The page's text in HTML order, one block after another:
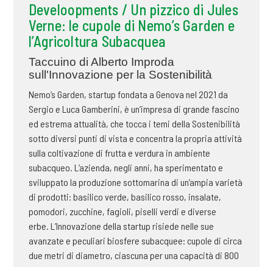
Develoopments / Un pizzico di Jules
Verne: le cupole di Nemo’s Garden e
l’Agricoltura Subacquea
Taccuino di Alberto Improda
sull'Innovazione per la Sostenibilità
Nemo’s Garden, startup fondata a Genova nel 2021 da
Sergio e Luca Gamberini, è un’impresa di grande fascino
ed estrema attualità, che tocca i temi della Sostenibilità
sotto diversi punti di vista e concentra la propria attività
sulla coltivazione di frutta e verdura in ambiente
subacqueo. L’azienda, negli anni, ha sperimentato e
sviluppato la produzione sottomarina di un’ampia varietà
di prodotti: basilico verde, basilico rosso, insalate,
pomodori, zucchine, fagioli, piselli verdi e diverse
erbe. L’Innovazione della startup risiede nelle sue
avanzate e peculiari biosfere subacquee: cupole di circa
due metri di diametro, ciascuna per una capacità di 800